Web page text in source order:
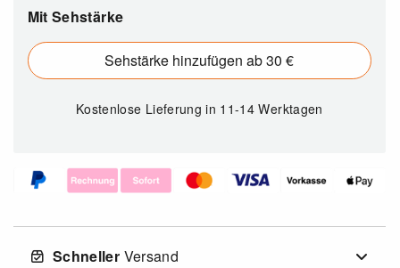
Mit Sehstärke
Sehstärke hinzufügen ab 30 €
Kostenlose Lieferungin 11-14 Werktagen
Schneller Versand